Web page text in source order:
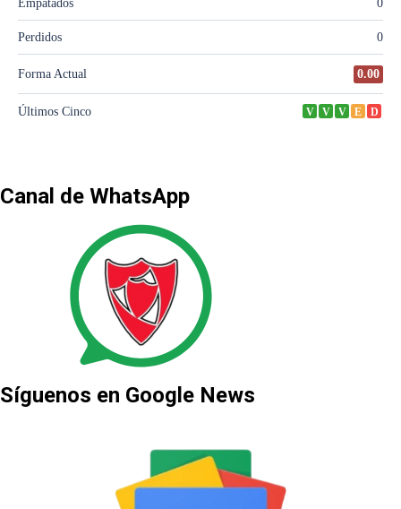
Canal de WhatsApp
Síguenos en Google News